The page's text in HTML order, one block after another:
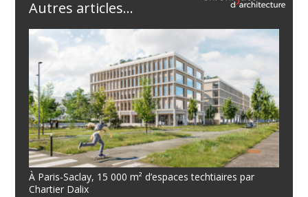
Autres articles...
À Paris-Saclay, 15 000 m² d’espaces techtiaires par
Chartier Dalix